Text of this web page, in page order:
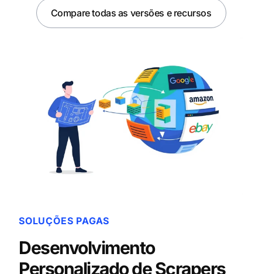
Compare todas as versões e recursos
SOLUÇÕES PAGAS
Desenvolvimento
Personalizado de Scrapers